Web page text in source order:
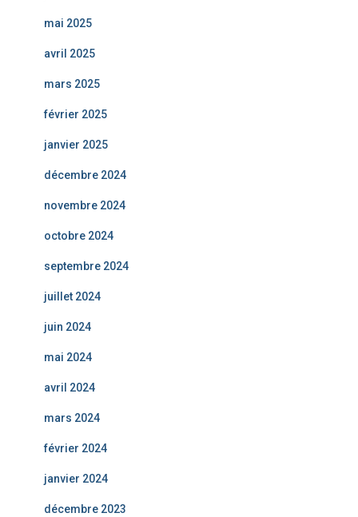
mai 2025
avril 2025
mars 2025
février 2025
janvier 2025
décembre 2024
novembre 2024
octobre 2024
septembre 2024
juillet 2024
juin 2024
mai 2024
avril 2024
mars 2024
février 2024
janvier 2024
décembre 2023